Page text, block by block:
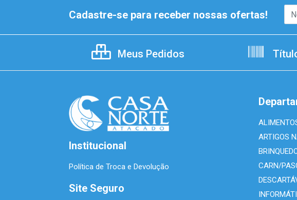
Cadastre-se para receber nossas ofertas!
Meus Pedidos
Institucional
Política de Troca e Devolução
Site Seguro
ARTIGOS
CARN/